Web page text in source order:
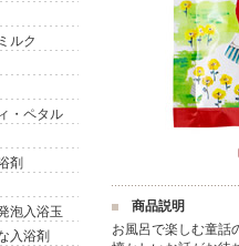
ルク
・ペタル
剤
泡入浴玉
入浴剤
商品説明
お風呂で楽しむ童話